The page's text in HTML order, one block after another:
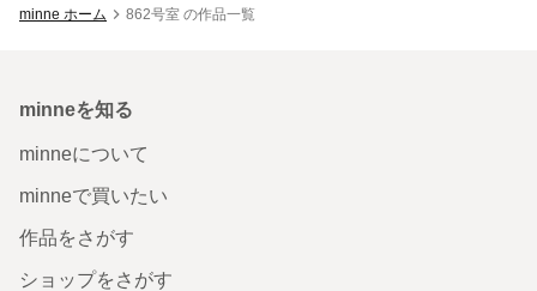
minne ホーム 862号室 の作品一覧
minneを知る
minneについて
minneで買いたい
作品をさがす
ショップをさがす